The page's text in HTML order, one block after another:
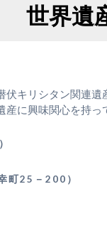
世界遺
キリシタン関連
に興味関心を持っ
町25－200）